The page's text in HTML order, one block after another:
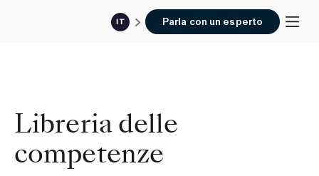
IT Parla con un esperto
Libreria delle
competenze